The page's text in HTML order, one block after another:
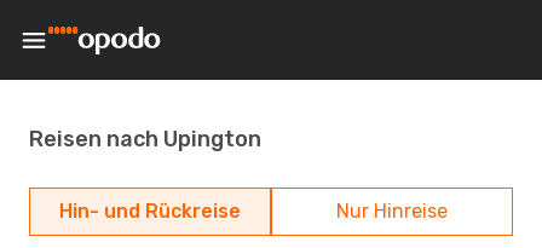
Reisen nach Upington
Hin- und Rückreise Nur Hinreise